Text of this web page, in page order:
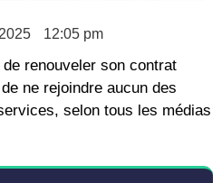
12:05 pm
renouveler son contrat
ne rejoindre aucun des
selon tous les médias